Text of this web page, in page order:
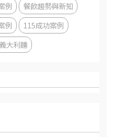
例
餐飲趨勢與新知
例
115成功案例
義大利麵